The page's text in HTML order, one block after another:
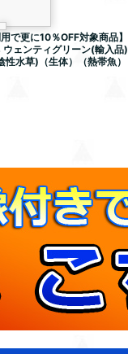
で更に10％OFF対象商品】
ウェンティグリーン(輸入品)
性水草)（生体）（熱帯魚）